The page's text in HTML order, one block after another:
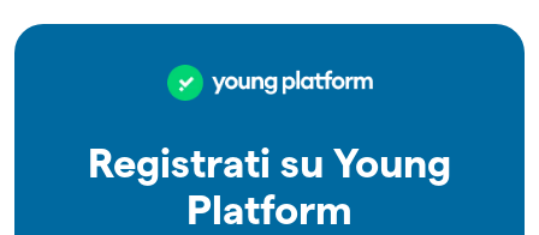
Registrati su Young
Platform